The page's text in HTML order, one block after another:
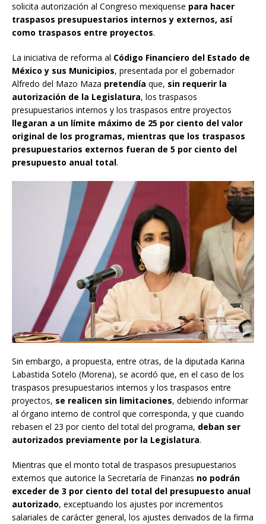
solicita autorización al Congreso mexiquense para hacer
traspasos presupuestarios internos y externos, así
como traspasos entre proyectos.
La iniciativa de reforma al Código Financiero del Estado de
México y sus Municipios, presentada por el gobernador
Alfredo del Mazo Maza pretendía que, sin requerir la
autorización de la Legislatura, los traspasos
presupuestarios internos y los traspasos entre proyectos
llegaran a un límite máximo de 25 por ciento del valor
original de los programas, mientras que los traspasos
presupuestarios externos fueran de 5 por ciento del
presupuesto anual total.
Sin embargo, a propuesta, entre otras, de la diputada Karina
Labastida Sotelo (Morena), se acordó que, en el caso de los
traspasos presupuestarios internos y los traspasos entre
proyectos, se realicen sin limitaciones, debiendo informar
al órgano interno de control que corresponda, y que cuando
rebasen el 23 por ciento del total del programa, deban ser
autorizados previamente por la Legislatura.
Mientras que el monto total de traspasos presupuestarios
externos que autorice la Secretaría de Finanzas no podrán
exceder de 3 por ciento del total del presupuesto anual
autorizado, exceptuando los ajustes por incrementos
salariales de carácter general, los ajustes derivados de la firma